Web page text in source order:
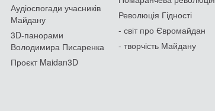
Аудіоспогади учасників
Майдану
3D-панорами
Володимира Писаренка
Проєкт Maidan3D
Революція Гідності
- світ про Євромайдан
- творчість Майдану